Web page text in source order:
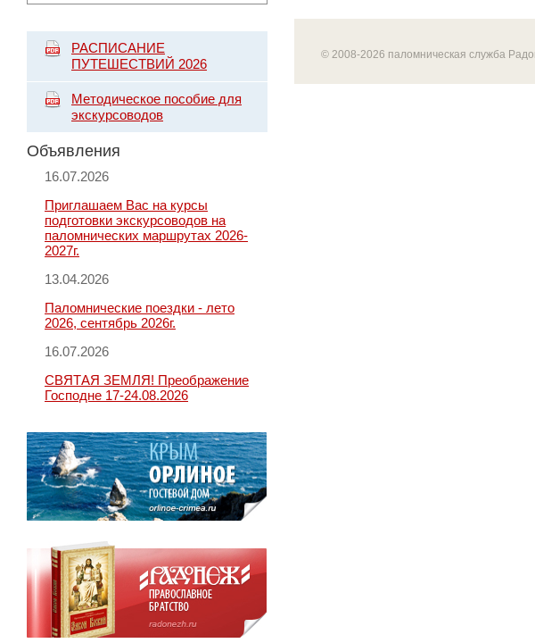
РАСПИСАНИЕ
ПУТЕШЕСТВИЙ 2026
Методическое пособие для
экскурсоводов
Объявления
16.07.2026
Приглашаем Вас на курсы
подготовки экскурсоводов на
паломнических маршрутах 2026-
2027г.
13.04.2026
Паломнические поездки - лето
2026, сентябрь 2026г.
16.07.2026
СВЯТАЯ ЗЕМЛЯ! Преображение
Господне 17-24.08.2026
© 2008-2026 паломническая служба